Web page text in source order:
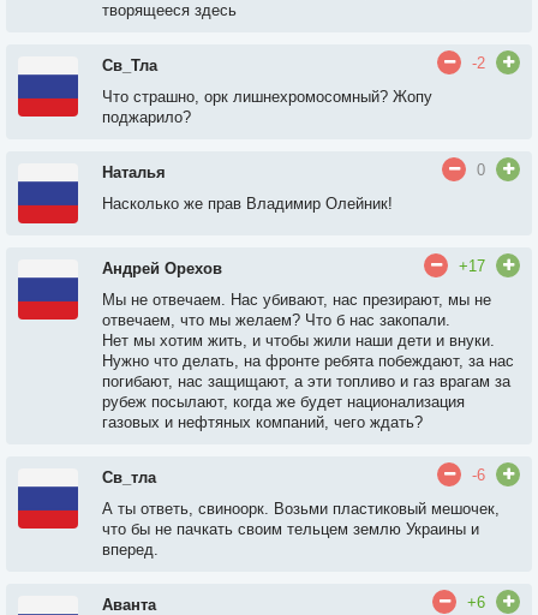
творящееся здесь
Св_Тла
-2
Что страшно, орк лишнехромосомный? Жопу
поджарило?
Наталья
0
Насколько же прав Владимир Олейник!
Андрей Орехов
+17
Мы не отвечаем. Нас убивают, нас презирают, мы не
отвечаем, что мы желаем? Что б нас закопали.
Нет мы хотим жить, и чтобы жили наши дети и внуки.
Нужно что делать, на фронте ребята побеждают, за нас
погибают, нас защищают, а эти топливо и газ врагам за
рубеж посылают, когда же будет национализация
газовых и нефтяных компаний, чего ждать?
Св_тла
-6
А ты ответь, свиноорк. Возьми пластиковый мешочек,
что бы не пачкать своим тельцем землю Украины и
вперед.
Аванта
+6